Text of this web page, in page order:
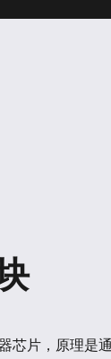
芯片，原理是